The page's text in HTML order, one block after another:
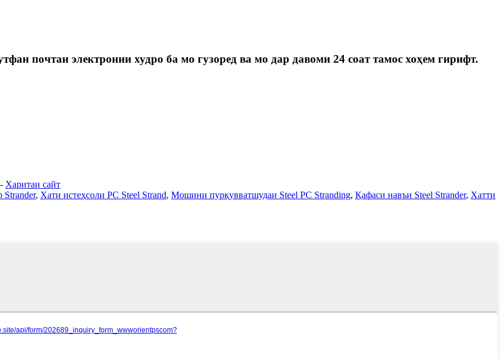
почтаи электронии худро ба мо гузоред ва мо дар давоми 24 соат тамос хоҳем гирифт.
- Харитаи сайт
Strander, Хати истеҳсоли PC Steel Strand, Мошини пурқувватшудаи Steel PC Stranding, Қафаси навъи Steel Strander, Хатти